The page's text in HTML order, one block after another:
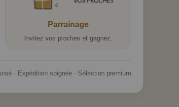
Parrainage
Invitez vos proches et gagnez.
· Expédition soignée · Sélection premium